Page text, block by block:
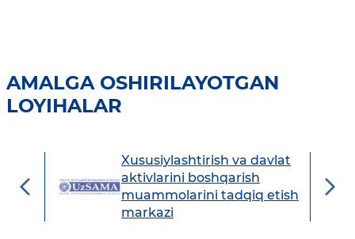
AMALGA OSHIRILAYOTGAN
LOYIHALAR
Xususiylashtirish va davlat
aktivlarini boshqarish
muammolarini tadqiq etish
markazi